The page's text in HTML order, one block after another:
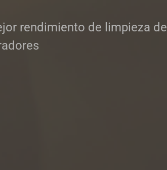
rendimiento de limpieza de